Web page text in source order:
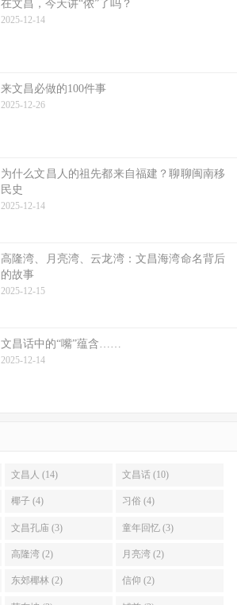
在文昌，今天讲“侬”了吗？
2025-12-14
来文昌必做的100件事
2025-12-26
为什么文昌人的祖先都来自福建？聊聊闽南移
民史
2025-12-14
高隆湾、月亮湾、云龙湾：文昌海湾命名背后
的故事
2025-12-15
文昌话中的“嘴”蕴含……
2025-12-14
文昌人 (14) 文昌话 (10)
椰子 (4) 习俗 (4)
文昌孔庙 (3) 童年回忆 (3)
高隆湾 (2) 月亮湾 (2)
东郊椰林 (2) 信仰 (2)